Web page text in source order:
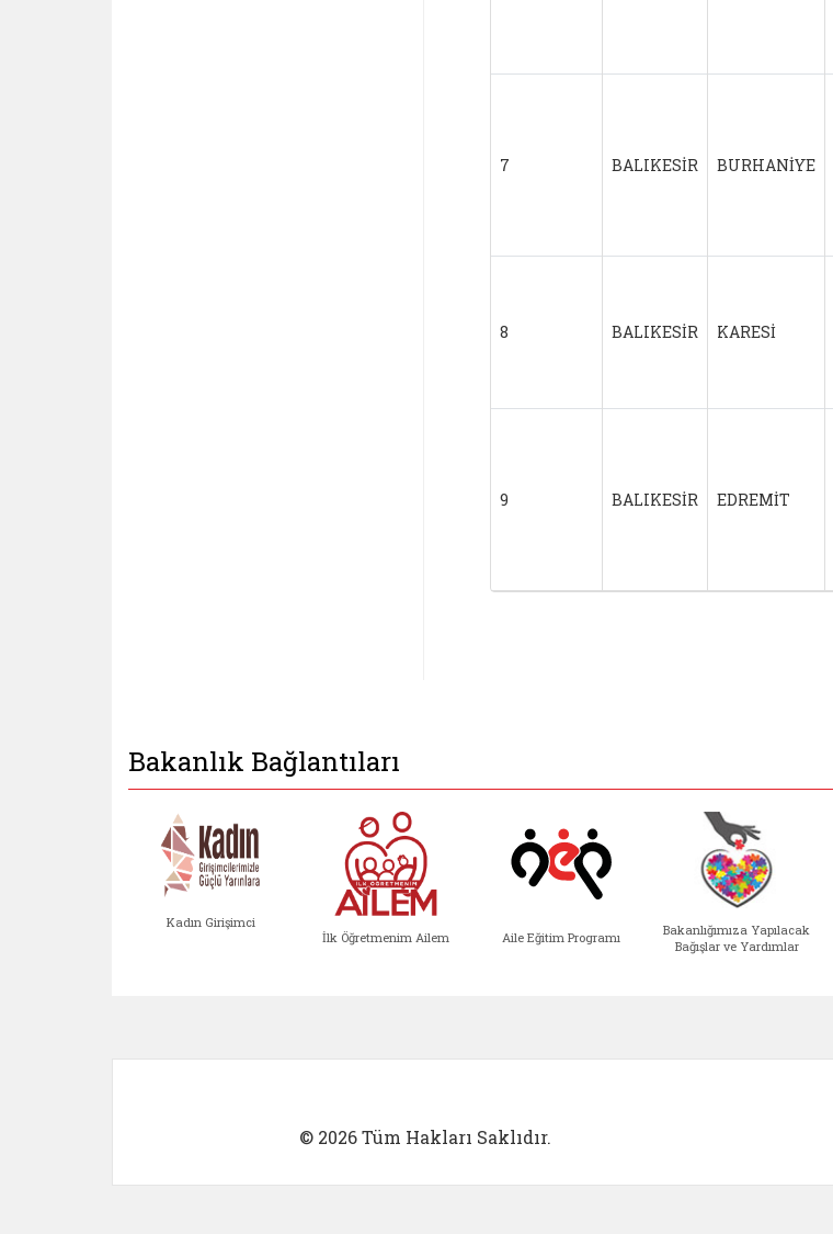
7 BALIKESİR BURHANİYE
8 BALIKESİR KARESİ
9 BALIKESİR EDREMİT
Bakanlık Bağlantıları
Kadın Girişimci
İlk Öğretmenim Ailem Aile Eğitim Programı
Bakanlığımıza Yapılacak
Bağışlar ve Yardımlar
© 2026 Tüm Hakları Saklıdır.